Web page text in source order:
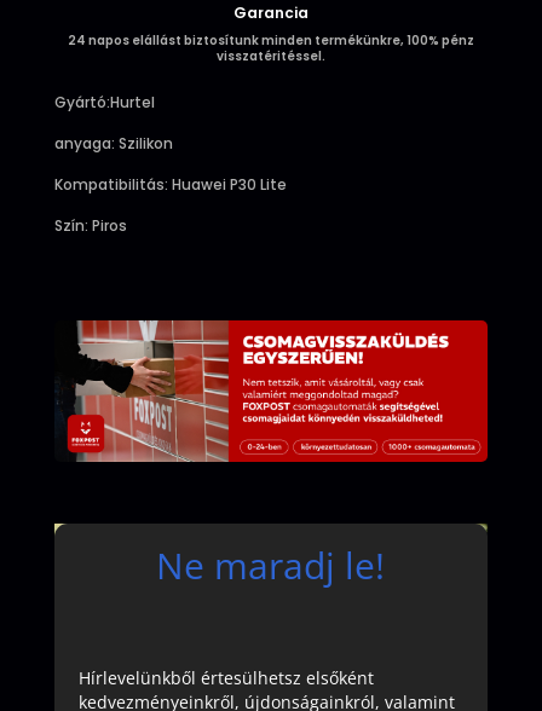
Garancia
24 napos elállást biztosítunk minden termékünkre, 100% pénz
visszatéritéssel.
Gyártó:Hurtel
anyaga: Szilikon
Kompatibilitás: Huawei P30 Lite
Szín: Piros
Ne maradj le!
Hírlevelünkből értesülhetsz elsőként
kedvezményeinkről, újdonságainkról, valamint